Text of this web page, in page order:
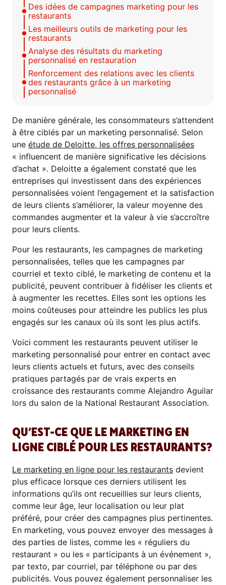
Des idées de campagnes marketing pour les
restaurants
Les meilleurs outils de marketing pour les
restaurants
Analyse des résultats du marketing
personnalisé en restauration
Renforcement des relations avec les clients
des restaurants grâce à un marketing
personnalisé
De manière générale, les consommateurs s’attendent
à être ciblés par un marketing personnalisé. Selon
une étude de Deloitte, les offres personnalisées
« influencent de manière significative les décisions
d’achat ». Deloitte a également constaté que les
entreprises qui investissent dans des expériences
personnalisées voient l’engagement et la satisfaction
de leurs clients s’améliorer, la valeur moyenne des
commandes augmenter et la valeur à vie s’accroître
pour leurs clients.
Pour les restaurants, les campagnes de marketing
personnalisées, telles que les campagnes par
courriel et texto ciblé, le marketing de contenu et la
publicité, peuvent contribuer à fidéliser les clients et
à augmenter les recettes. Elles sont les options les
moins coûteuses pour atteindre les publics les plus
engagés sur les canaux où ils sont les plus actifs.
Voici comment les restaurants peuvent utiliser le
marketing personnalisé pour entrer en contact avec
leurs clients actuels et futurs, avec des conseils
pratiques partagés par de vrais experts en
croissance des restaurants comme Alejandro Aguilar
lors du salon de la National Restaurant Association.
QU’EST-CE QUE LE MARKETING EN
LIGNE CIBLÉ POUR LES RESTAURANTS?
Le marketing en ligne pour les restaurants devient
plus efficace lorsque ces derniers utilisent les
informations qu’ils ont recueillies sur leurs clients,
comme leur âge, leur localisation ou leur plat
préféré, pour créer des campagnes plus pertinentes.
En marketing, vous pouvez envoyer des messages à
des parties de listes, comme les « réguliers du
restaurant » ou les « participants à un événement »,
par texto, par courriel, par téléphone ou par des
publicités. Vous pouvez également personnaliser les